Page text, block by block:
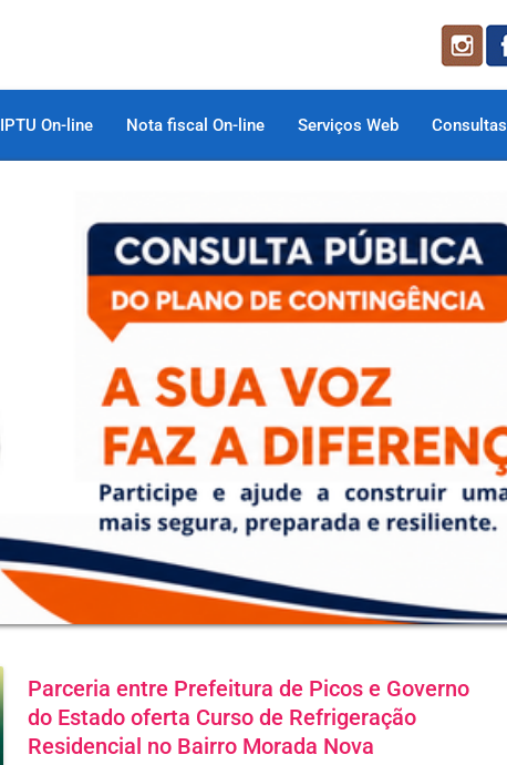
IPTU On-line Nota fiscal On-line Serviços Web Consultas
Parceria entre Prefeitura de Picos e Governo
do Estado oferta Curso de Refrigeração
Residencial no Bairro Morada Nova